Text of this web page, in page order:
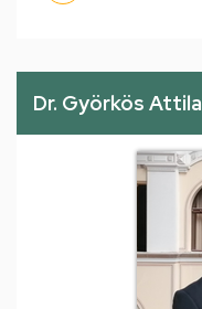
Dr. Györkös Attila